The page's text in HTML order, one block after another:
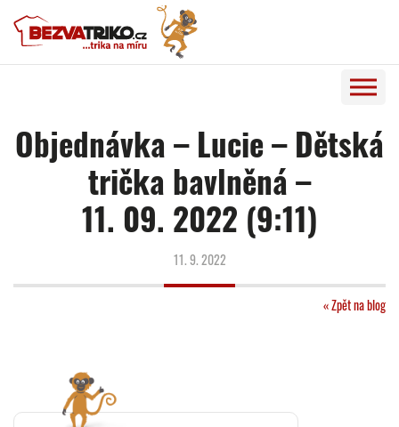
Objednávka – Lucie – Dětská
trička bavlněná –
11. 09. 2022 (9:11)
11. 9. 2022
« Zpět na blog